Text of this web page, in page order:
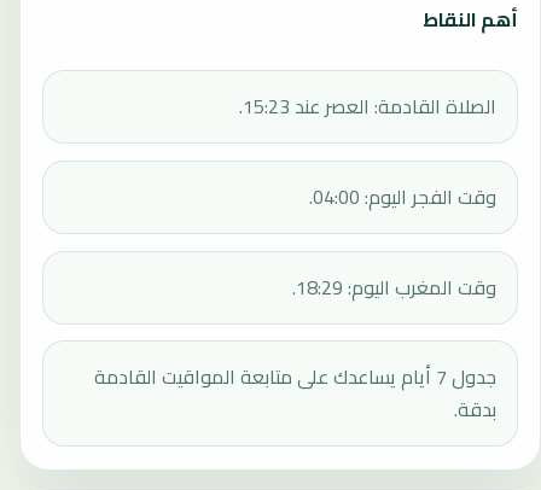
أهم النقاط
الصلاة القادمة: العصر عند 15:23.
وقت الفجر اليوم: 04:00.
وقت المغرب اليوم: 18:29.
جدول 7 أيام يساعدك على متابعة المواقيت القادمة
بدقة.